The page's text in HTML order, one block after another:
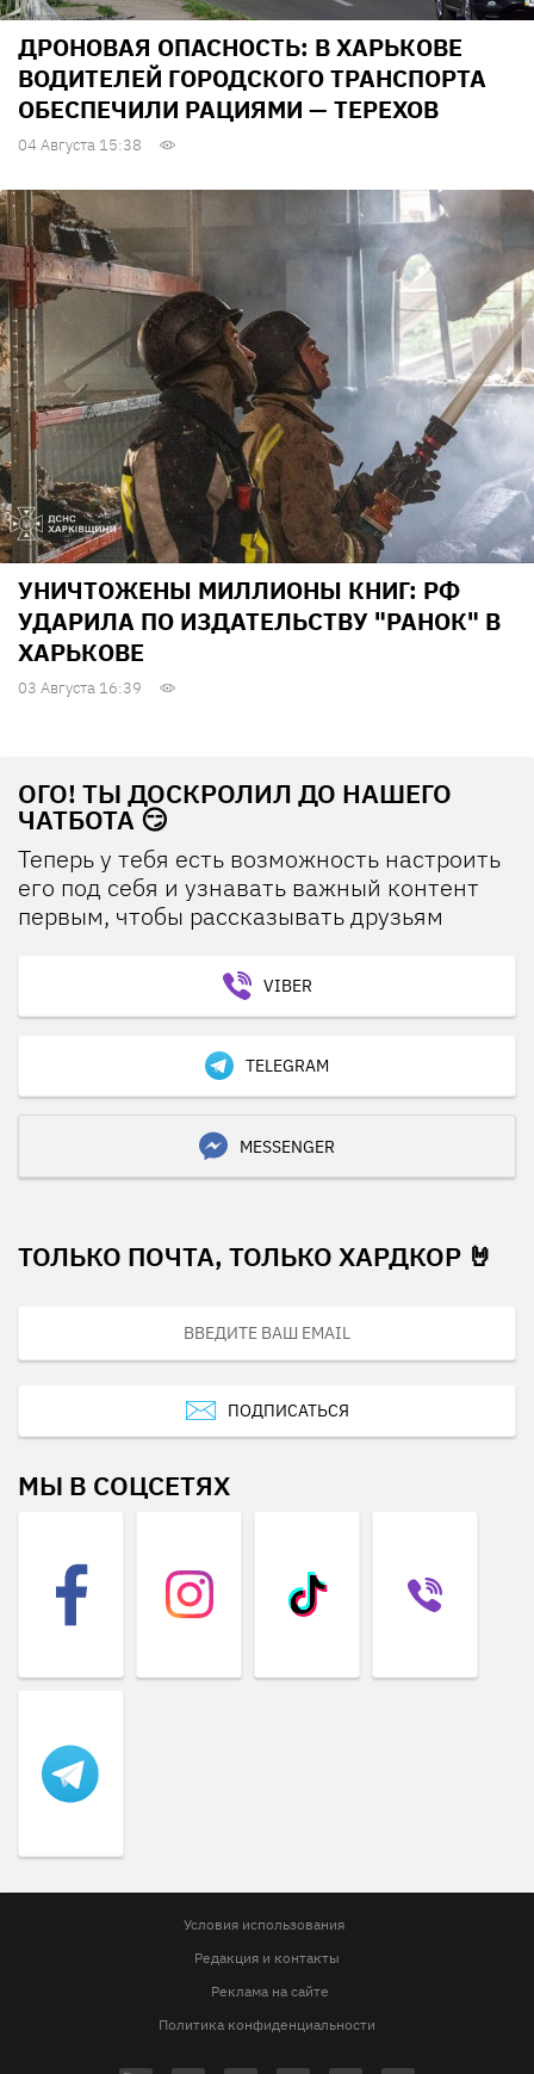
ДРОНОВАЯ ОПАСНОСТЬ: В ХАРЬКОВЕ
ВОДИТЕЛЕЙ ГОРОДСКОГО ТРАНСПОРТА
ОБЕСПЕЧИЛИ РАЦИЯМИ — ТЕРЕХОВ
04 Августа 15:38
УНИЧТОЖЕНЫ МИЛЛИОНЫ КНИГ: РФ
УДАРИЛА ПО ИЗДАТЕЛЬСТВУ "РАНОК" В
ХАРЬКОВЕ
03 Августа 16:39
ОГО! ТЫ ДОСКРОЛИЛ ДО НАШЕГО
ЧАТБОТА 😏
Теперь у тебя есть возможность настроить
его под себя и узнавать важный контент
первым, чтобы рассказывать друзьям
VIBER
TELEGRAM
MESSENGER
ТОЛЬКО ПОЧТА, ТОЛЬКО ХАРДКОР 🤘
ПОДПИСАТЬСЯ
МЫ В СОЦСЕТЯХ
Условия использования
Редакция и контакты
Реклама на сайте
Политика конфиденциальности